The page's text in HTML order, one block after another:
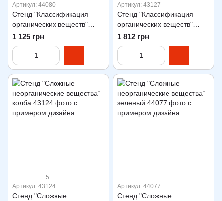
Артикул: 44080
Стенд "Классификация
органических веществ"
зеленый
1 125 грн
Артикул: 43127
Стенд "Классификация
органических веществ"
колба
1 812 грн
5
Артикул: 43124
Стенд "Сложные
Артикул: 44077
Стенд "Сложные